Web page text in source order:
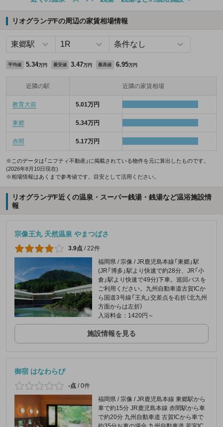
リオグランデFの周辺の家賃相場情報
平均値 5.34万円 最安値 3.47万円 最高値 6.95万円
近隣の駅 近隣の家賃相場
教育大前 5.01万円
東郷 5.34万円
赤間 5.17万円
※このデータは「ニフティ不動産」に掲載されている物件を元に算出したものです。
(2026年8月10日現在)
※相場情報はあくまで参考値です。目安として活用ください。
リオグランデF近くの温泉・スーパー銭湯・銭湯など温浴施設情
報
宗像王丸 天然温泉 やまつばさ
3.9点 / 22件
福岡県 / 宗像 / JR鹿児島本線「東郷」駅
(JR「博多」駅より快速で約28分、JR「小
倉」駅より快速で49分)下車。巡回バスを
ご利用ください。九州自動車道古賀ICか
ら国道3号線「王丸」交差点を右折（北九州
方面からは左折）
入浴料金：1420円～
施設情報を見る
御宿 はなわらび
-点 /0件
福岡県 / 宗像 / JR鹿児島本線 東郷駅から
車で約15分 JR鹿児島本線 赤間駅から車
で約20分 九州自動車道 古賀ICから車で